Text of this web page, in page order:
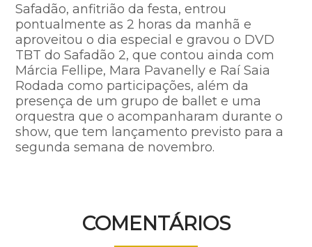
Safadão, anfitrião da festa, entrou
pontualmente as 2 horas da manhã e
aproveitou o dia especial e gravou o DVD
TBT do Safadão 2, que contou ainda com
Márcia Fellipe, Mara Pavanelly e Raí Saia
Rodada como participações, além da
presença de um grupo de ballet e uma
orquestra que o acompanharam durante o
show, que tem lançamento previsto para a
segunda semana de novembro.
COMENTÁRIOS